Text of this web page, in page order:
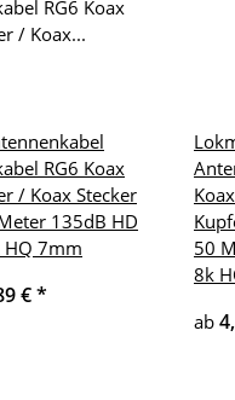
RG6 Koax
/ Koax Stecker
135dB HD
HQ 7mm
€*
50
8k
ab